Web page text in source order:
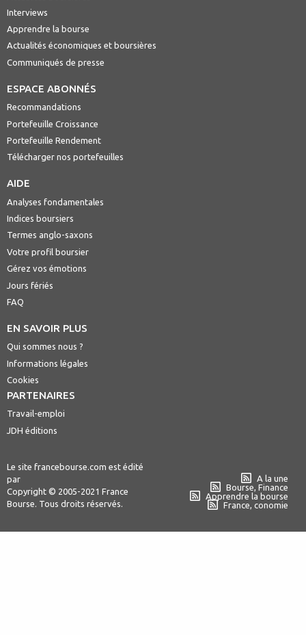
Interviews
Apprendre la bourse
Actualités économiques et boursières
Communiqués de presse
ESPACE ABONNÉS
Recommandations
Portefeuille Croissance
Portefeuille Rendement
Télécharger nos portefeuilles
AIDE
Analyses fondamentales
Indices boursiers
Termes anglo-saxons
Votre profil boursier
Gérez vos émotions
Jours fériés
FAQ
EN SAVOIR PLUS
Qui sommes nous ?
Informations légales
Cookies
PARTENAIRES
Travail-emploi
JDH éditions
Le site francebourse.com est édité
par
Copyright © 2005-2021 France
Bourse. Tous droits réservés.
A la une
Bourse, Finance
Apprendre la bourse
France, conomie